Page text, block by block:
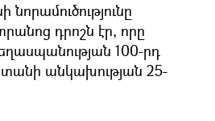
դրոշն էր, որը
100-րդ
անկախության 25-